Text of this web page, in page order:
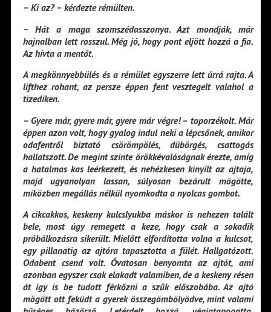
– Ki az? – kérdezte rémülten.
– Hát a maga szomszédasszonya. Azt mondják, már
hajnalban lett rosszul. Még jó, hogy pont eljött hozzá a fia.
Az hívta a mentőt.
A megkönnyebbülés és a rémület egyszerre lett úrrá rajta. A
lifthez rohant, az persze éppen fent vesztegelt valahol a
tizediken.
– Gyere már, gyere már, gyere már végre! – toporzékolt. Már
éppen azon volt, hogy gyalog indul neki a lépcsőnek, amikor
odafentről biztató csörömpölés, dübörgés, csattogás
hallatszott. De megint szinte örökkévalóságnak érezte, amíg
a hatalmas kas leérkezett, és nehézkesen kinyílt az ajtaja,
majd ugyanolyan lassan, súlyosan bezárult mögötte,
miközben megállás nélkül nyomkodta a nyolcas gombot.
A cikcakkos, keskeny kulcslyukba máskor is nehezen talált
bele, most úgy remegett a keze, hogy csak a sokadik
próbálkozásra sikerült. Mielőtt elfordította volna a kulcsot,
egy pillanatig az ajtóra tapasztotta a fülét. Hallgatózott.
Odabent csend volt. Óvatosan benyomta az ajtót, ami
azonban egyszer csak elakadt valamiben, de a keskeny résen
át így is be tudott férkőzni a szűk előszobába. Az ajtó
mögött ott feküdt a gyerek összegömbölyödve, mint valami